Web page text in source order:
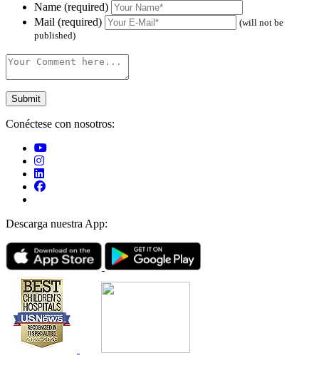
Name (required)
Mail (required)
(will not be
published)
Conéctese con nosotros:
Descarga nuestra App: